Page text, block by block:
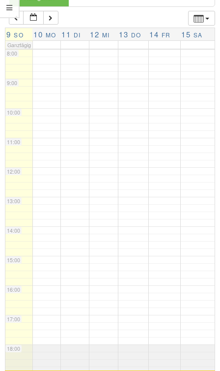
9 SO 10 MO 11 DI 12 MI 13 DO 14 FR 15 SA
Ganztägig
7:00
8:00
9:00
10:00
11:00
12:00
13:00
14:00
15:00
16:00
17:00
18:00